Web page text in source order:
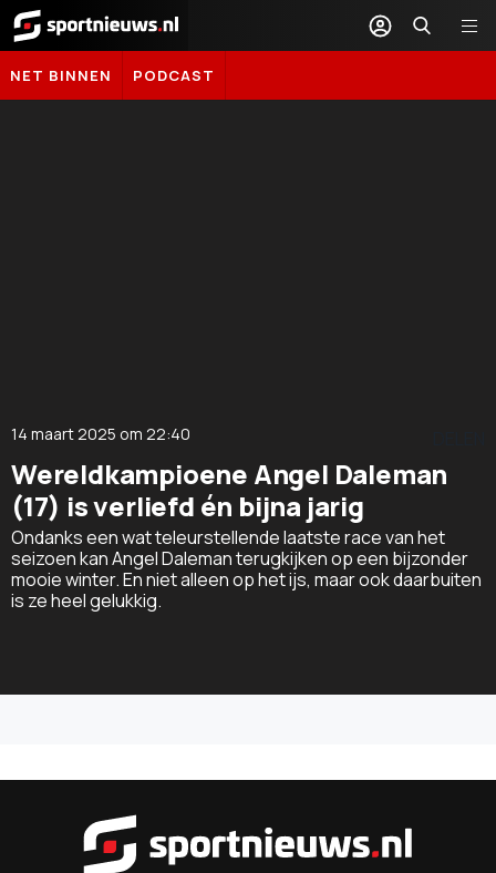
Sportnieuws.nl
NET BINNEN PODCAST
14 maart 2025 om 22:40
Wereldkampioene Angel Daleman
(17) is verliefd én bijna jarig
Ondanks een wat teleurstellende laatste race van het
seizoen kan Angel Daleman terugkijken op een bijzonder
mooie winter. En niet alleen op het ijs, maar ook daarbuiten
is ze heel gelukkig.